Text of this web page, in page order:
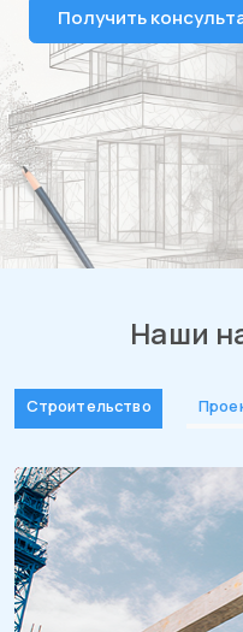
Получить
Наши
Строительство